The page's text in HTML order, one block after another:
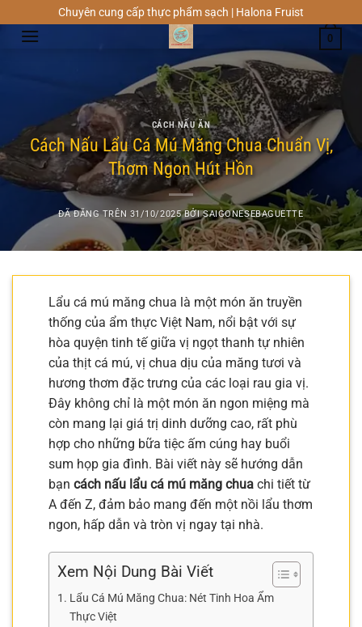
đến
Chuyên cung cấp thực phẩm sạch | Halona Fruist
0
CÁCH NẤU ĂN
Cách Nấu Lẩu Cá Mú Măng Chua Chuẩn Vị,
Thơm Ngon Hút Hồn
ĐÃ ĐĂNG TRÊN 31/10/2025 BỞISAIGONESEBAGUETTE
Lẩu cá mú măng chua là một món ăn truyền
thống của ẩm thực Việt Nam, nổi bật với sự
hòa quyện tinh tế giữa vị ngọt thanh tự nhiên
của thịt cá mú, vị chua dịu của măng tươi và
hương thơm đặc trưng của các loại rau gia vị.
Đây không chỉ là một món ăn ngon miệng mà
còn mang lại giá trị dinh dưỡng cao, rất phù
hợp cho những bữa tiệc ấm cúng hay buổi
sum họp gia đình. Bài viết này sẽ hướng dẫn
bạn cách nấu lẩu cá mú măng chua chi tiết từ
A đến Z, đảm bảo mang đến một nồi lẩu thơm
ngon, hấp dẫn và tròn vị ngay tại nhà.
Xem Nội Dung Bài Viết
Lẩu Cá Mú Măng Chua: Nét Tinh Hoa Ẩm
Thực Việt